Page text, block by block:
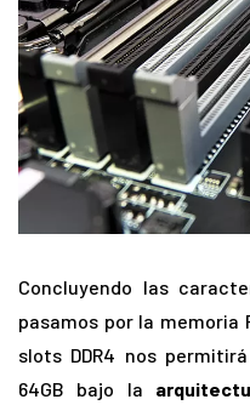
Concluyendo las
pasamos por la memoria
slots DDR4 nos
64GB bajo la